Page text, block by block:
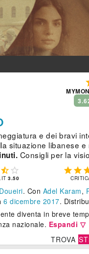
e dei bravi
situazione libanese e
Consigli per la
 
3.50
 
. Con Adel Karam,
6 dicembre 2017.
diventa in breve
nazionale. Espandi ▽
TROVA